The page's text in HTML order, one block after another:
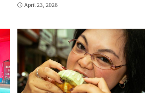
April 23, 2026